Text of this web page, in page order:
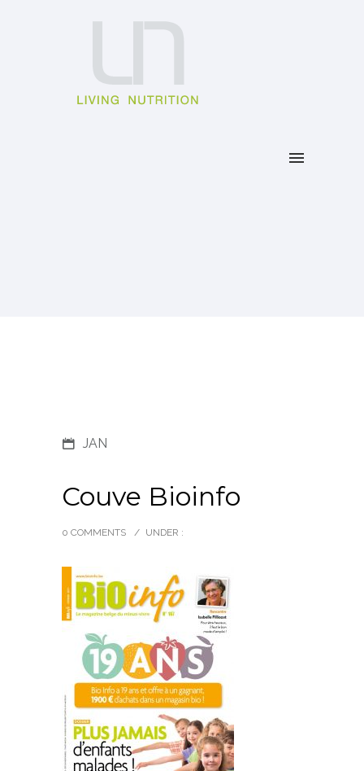
JAN
Couve Bioinfo
0 COMMENTS / UNDER :